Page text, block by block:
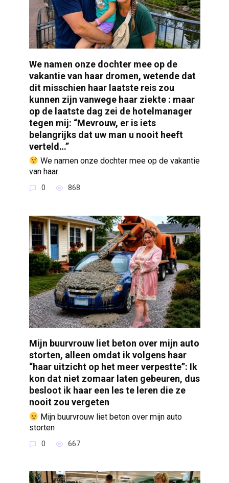
We namen onze dochter mee op de
vakantie van haar dromen, wetende dat
dit misschien haar laatste reis zou
kunnen zijn vanwege haar ziekte : maar
op de laatste dag zei de hotelmanager
tegen mij: “Mevrouw, er is iets
belangrijks dat uw man u nooit heeft
verteld…”
We namen onze dochter mee op de vakantie
van haar
0 868
Mijn buurvrouw liet beton over mijn auto
storten, alleen omdat ik volgens haar
“haar uitzicht op het meer verpestte”: Ik
kon dat niet zomaar laten gebeuren, dus
besloot ik haar een les te leren die ze
nooit zou vergeten
Mijn buurvrouw liet beton over mijn auto
storten
0 667